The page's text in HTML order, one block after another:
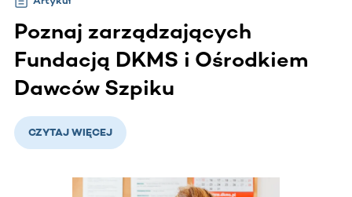
Poznaj zarządzających
Fundacją DKMS i Ośrodkiem
Dawców Szpiku
CZYTAJ WIĘCEJ